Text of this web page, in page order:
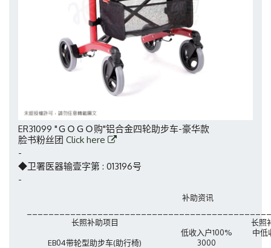
ER31099 "ＧＯＧＯ购"铝合金四轮助步车-豪华款
脸书粉丝团 Click here
-
◆卫署医器输壹字第 : 013196号
-
补助资讯
长照补助项目
长照
低收入户100%
中低
EB04带轮型助步车(助行椅)
3000